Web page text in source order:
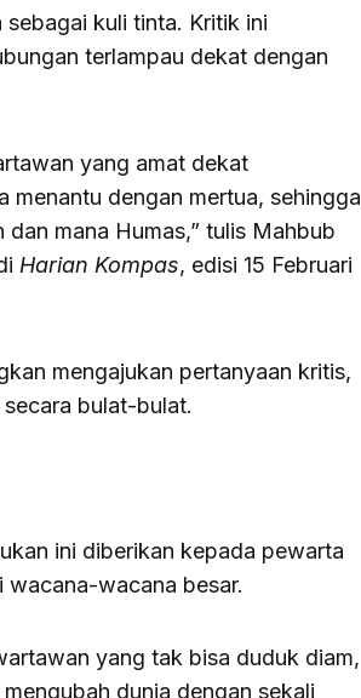
kuli tinta. Kritik ini
terlampau dekat dengan
yang amat dekat
menantu dengan mertua, sehingga
mana Humas,” tulis Mahbub
Harian Kompas, edisi 15 Februari
mengajukan pertanyaan kritis,
bulat-bulat.
ini diberikan kepada pewarta
wacana-wacana besar.
yang tak bisa duduk diam,
dunia dengan sekali